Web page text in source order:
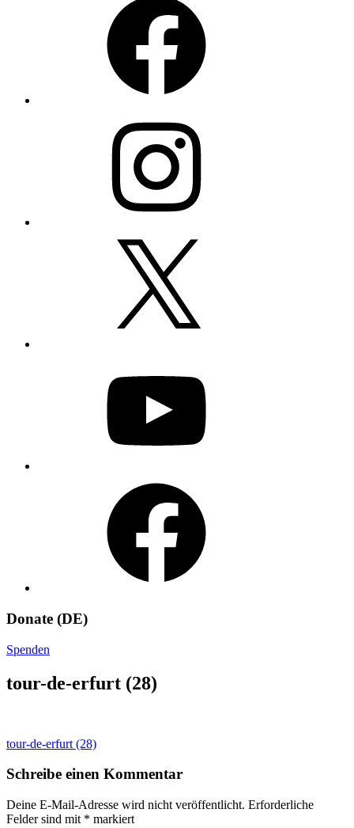
Donate (DE)
Spenden
tour-de-erfurt (28)
Beitragsnavigation
tour-de-erfurt (28)
Schreibe einen Kommentar
Deine E-Mail-Adresse wird nicht veröffentlicht. Erforderliche
Felder sind mit * markiert